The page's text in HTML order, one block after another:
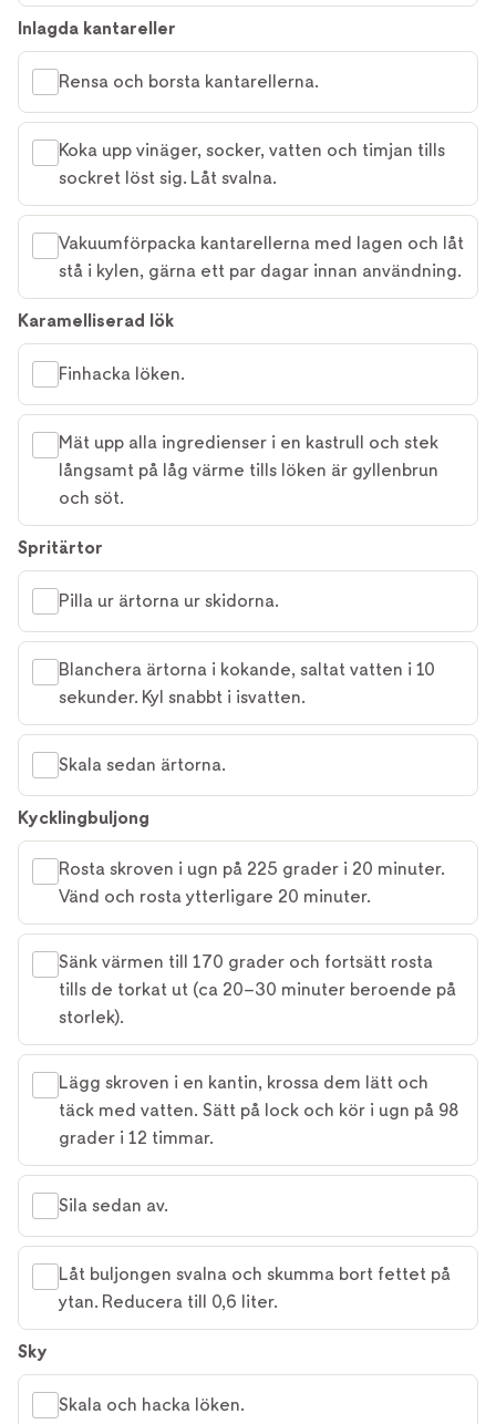
Inlagda kantareller
Rensa och borsta kantarellerna.
Koka upp vinäger, socker, vatten och timjan tills
sockret löst sig. Låt svalna.
Vakuumförpacka kantarellerna med lagen och låt
stå i kylen, gärna ett par dagar innan användning.
Karamelliserad lök
Finhacka löken.
Mät upp alla ingredienser i en kastrull och stek
långsamt på låg värme tills löken är gyllenbrun
och söt.
Spritärtor
Pilla ur ärtorna ur skidorna.
Blanchera ärtorna i kokande, saltat vatten i 10
sekunder. Kyl snabbt i isvatten.
Skala sedan ärtorna.
Kycklingbuljong
Rosta skroven i ugn på 225 grader i 20 minuter.
Vänd och rosta ytterligare 20 minuter.
Sänk värmen till 170 grader och fortsätt rosta
tills de torkat ut (ca 20–30 minuter beroende på
storlek).
Lägg skroven i en kantin, krossa dem lätt och
täck med vatten. Sätt på lock och kör i ugn på 98
grader i 12 timmar.
Sila sedan av.
Låt buljongen svalna och skumma bort fettet på
ytan. Reducera till 0,6 liter.
Sky
Skala och hacka löken.